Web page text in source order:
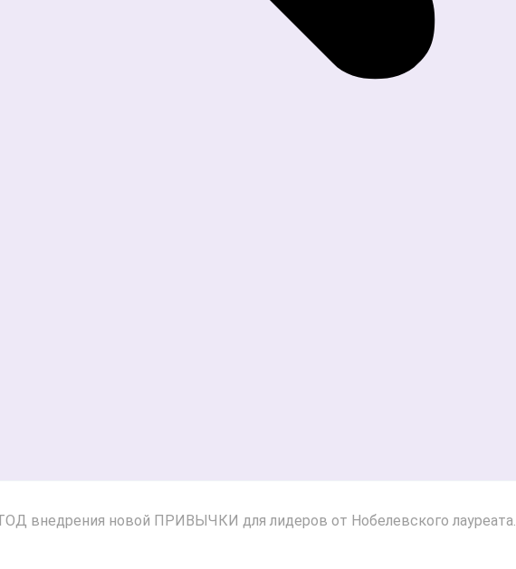
внедрения новой ПРИВЫЧКИ для лидеров от Нобелевского лауреата.